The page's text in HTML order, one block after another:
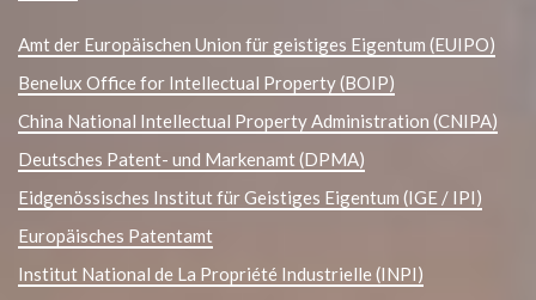
Amt der Europäischen Union für geistiges Eigentum (EUIPO)
Benelux Office for Intellectual Property (BOIP)
China National Intellectual Property Administration (CNIPA)
Deutsches Patent- und Markenamt (DPMA)
Eidgenössisches Institut für Geistiges Eigentum (IGE / IPI)
Europäisches Patentamt
Institut National de La Propriété Industrielle (INPI)